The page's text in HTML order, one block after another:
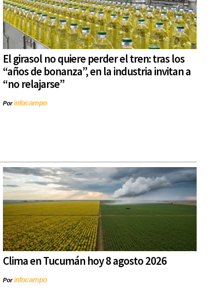
El girasol no quiere perder el tren: tras los
“años de bonanza”, en la industria invitan a
“no relajarse”
Porinfocampo
Clima en Tucumán hoy 8 agosto 2026
Porinfocampo